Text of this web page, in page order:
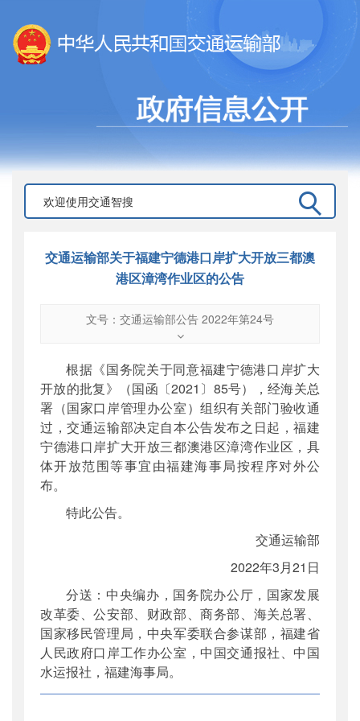
交通运输部关于福建宁德港口岸扩大开放三都澳
港区漳湾作业区的公告
文号：交通运输部公告 2022年第24号
交通运输部公告 2022年第24号
公开日期： 2022年04月07日
主题词：
口岸;扩大开放
机构分类：海事局
主题分类：其他监督
公文类型：其他
根据《国务院关于同意福建宁德港口岸扩大
开放的批复》（国函〔2021〕85号），经海关总
署（国家口岸管理办公室）组织有关部门验收通
过，交通运输部决定自本公告发布之日起，福建
宁德港口岸扩大开放三都澳港区漳湾作业区，具
体开放范围等事宜由福建海事局按程序对外公
布。
特此公告。
交通运输部
2022年3月21日
分送：中央编办，国务院办公厅，国家发展
改革委、公安部、财政部、商务部、海关总署、
国家移民管理局，中央军委联合参谋部，福建省
人民政府口岸工作办公室，中国交通报社、中国
水运报社，福建海事局。